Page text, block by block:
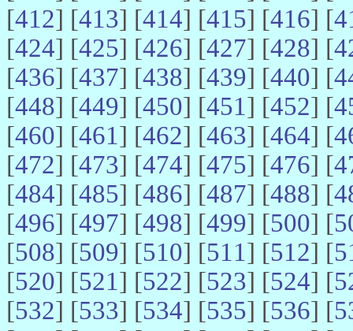
[412] [413] [414] [415] [416] [
[424] [425] [426] [427] [428] [
[436] [437] [438] [439] [440] [
[448] [449] [450] [451] [452] [
[460] [461] [462] [463] [464] [
[472] [473] [474] [475] [476] [
[484] [485] [486] [487] [488] [
[496] [497] [498] [499] [500] [
[508] [509] [510] [511] [512] [
[520] [521] [522] [523] [524] [
[532] [533] [534] [535] [536] [